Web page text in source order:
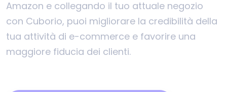
Amazon e collegando il tuo attuale negozio
con Cuborio, puoi migliorare la credibilità della
tua attività di e-commerce e favorire una
maggiore fiducia dei clienti.